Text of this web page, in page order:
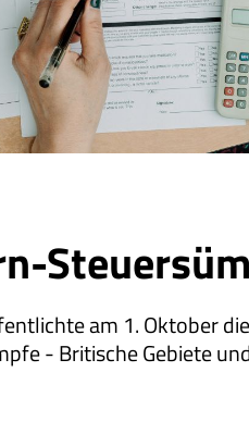
am 1. Oktober die
- Britische Gebiete